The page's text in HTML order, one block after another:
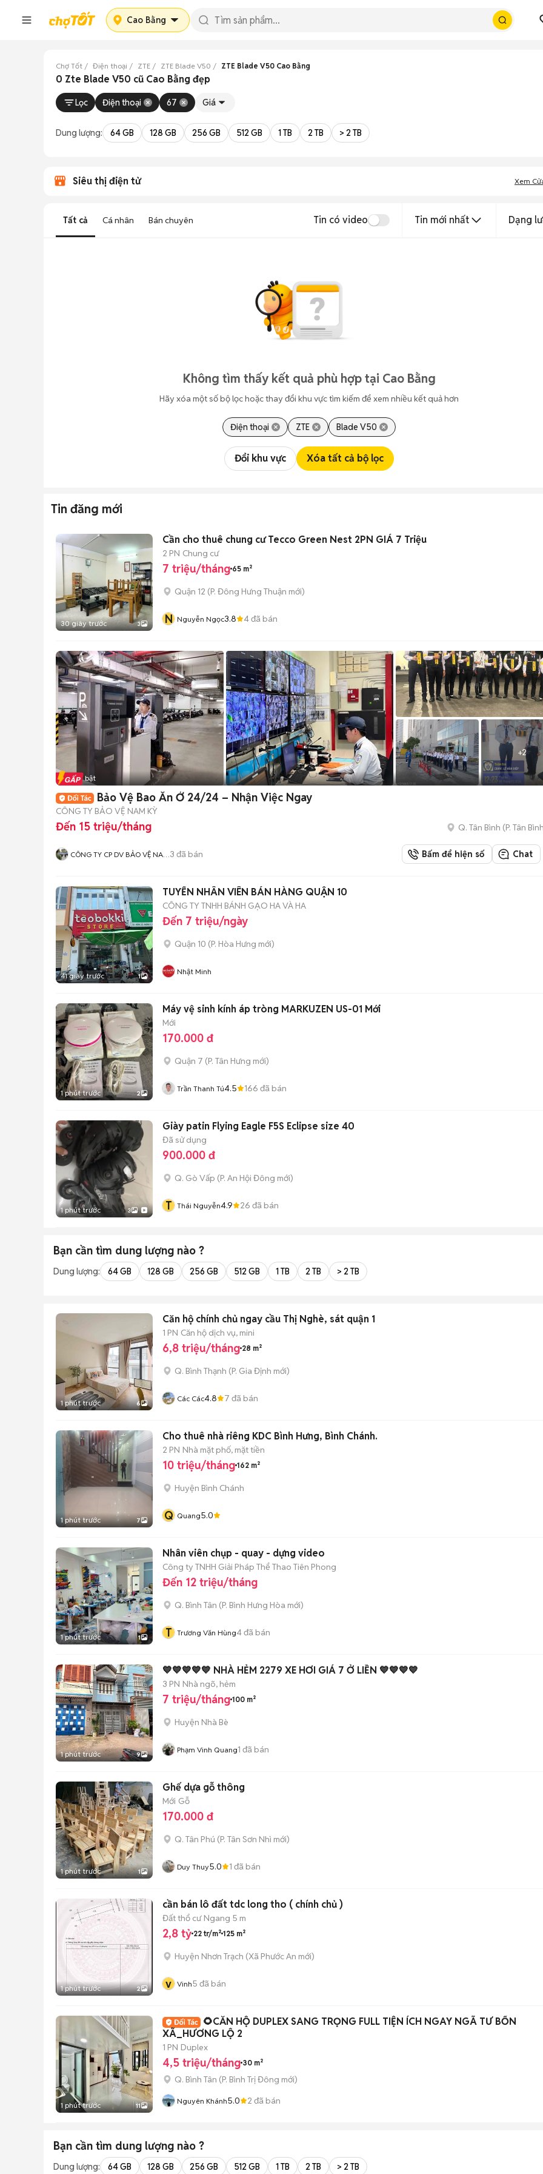
Cao Bằng
Chợ Tốt Điện thoại ZTE ZTE Blade V50 ZTE Blade V50 Cao Bằng
0 Zte Blade V50 cũ Cao Bằng đẹp
Lọc Điện thoại 67 Giá
Dung lượng: 64 GB 128 GB 256 GB 512 GB 1 TB 2 TB > 2 TB
Siêu thị điện tử Xem
Tất cả Cá nhân Bán chuyên Tin có video Tin mới nhất Dạng
Không tìm thấy kết quả phù hợp tại Cao Bằng
Hãy xóa một số bộ lọc hoặc thay đổi khu vực tìm kiếm để xem nhiều kết quả hơn
Điện thoại ZTE Blade V50
Đổi khu vực Xóa tất cả bộ lọc
Tin đăng mới
30 giây trước 3
Cần cho thuê chung cư Tecco Green Nest 2PN GIÁ 7 Triệu
2 PN Chung cư
7 triệu/tháng 65 m²
Quận 12 (P. Đông Hưng Thuận mới)
N Nguyễn Ngọc3.8 4đã bán
+2
Tin nổi bật
Bảo Vệ Bao Ăn Ở 24/24 – Nhận Việc Ngay
CÔNG TY BẢO VỆ NAM KỲ
Đến 15 triệu/tháng Q. Tân Bình (P. Tân
CÔNG TY CP DV BẢO VỆ NAM3 đã bán Bấm để hiện số Chat
41 giây trước 1
TUYỂN NHÂN VIÊN BÁN HÀNG QUẬN 10
CÔNG TY TNHH BÁNH GẠO HA VÀ HA
Đến 7 triệu/ngày
Quận 10 (P. Hòa Hưng mới)
Nhật Minh
1 phút trước 2
Máy vệ sinh kính áp tròng MARKUZEN US-01 Mới
Mới
170.000 đ
Quận 7 (P. Tân Hưng mới)
Trần Thanh Tú4.5 166 đã bán
1 phút trước 3
Giày patin Flying Eagle F5S Eclipse size 40
Đã sử dụng
900.000 đ
Q. Gò Vấp (P. An Hội Đông mới)
T Thái Nguyễn4.9 26 đã bán
Bạn cần tìm dung lượng nào ?
Dung lượng: 64 GB 128 GB 256 GB 512 GB 1 TB 2 TB > 2 TB
1 phút trước 6
Căn hộ chính chủ ngay cầu Thị Nghè, sát quận 1
1 PN Căn hộ dịch vụ, mini
6,8 triệu/tháng 28 m²
Q. Bình Thạnh (P. Gia Định mới)
Các Các4.8 7 đã bán
1 phút trước 7
Cho thuê nhà riêng KDC Bình Hưng, Bình Chánh.
2 PN Nhà mặt phố, mặt tiền
10 triệu/tháng 162 m²
Huyện Bình Chánh
Q Quang5.0
1 phút trước 1
Nhân viên chụp - quay - dựng video
Công ty TNHH Giải Pháp Thể Thao Tiên Phong
Đến 12 triệu/tháng
Q. Bình Tân (P. Bình Hưng Hòa mới)
T Trương Văn Hùng4đã bán
1 phút trước 9
💙💙💙💙💙 NHÀ HẺM 2279 XE HƠI GIÁ 7 Ở LIỀN 💙💙💙💙
3 PN Nhà ngõ, hẻm
7 triệu/tháng 100 m²
Huyện Nhà Bè
Phạm Vinh Quang1 đã bán
1 phút trước 1
Ghế dựa gỗ thông
Mới Gỗ
170.000 đ
Q. Tân Phú (P. Tân Sơn Nhì mới)
Duy Thuy5.0 1 đã bán
1 phút trước 2
cần bán lô đất tdc long tho ( chính chủ )
Đất thổ cư Ngang 5 m
2,8 tỷ 22 tr/m² 125 m²
Huyện Nhơn Trạch (Xã Phước An mới)
v Vinh5 đã bán
1 phút trước 11
🌻CĂN HỘ DUPLEX SANG TRỌNG FULL TIỆN ÍCH NGAY NGÃ TƯ BỐN
XÃ_HƯƠNG LỘ 2
1 PN Duplex
4,5 triệu/tháng 30 m²
Q. Bình Tân (P. Bình Trị Đông mới)
Nguyên Khánh5.0 2 đã bán
Bạn cần tìm dung lượng nào ?
Dung lượng: 64 GB 128 GB 256 GB 512 GB 1 TB 2 TB > 2 TB